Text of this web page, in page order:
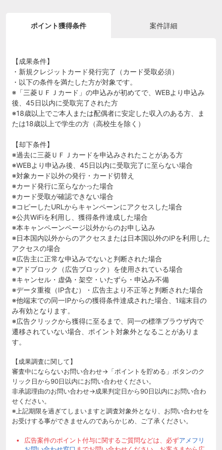
ポイント獲得条件 案件詳細
【成果条件】
・新規クレジットカード発行完了（カード受取必須）
・以下の条件を満たした方が対象です。
※「三菱ＵＦＪカード」の申込みが初めてで、WEBより申込み
後、45日以内に受取完了された方
※18歳以上でご本人または配偶者に安定した収入のある方、ま
たは18歳以上で学生の方（高校生を除く）
【却下条件】
※過去に三菱ＵＦＪカードを申込みされたことがある方
※WEBより申込み後、45日以内に受取完了に至らない場合
※対象カード以外の発行・カード切替え
※カード発行に至らなかった場合
※カード受取が確認できない場合
※コピーしたURLからキャンペーンにアクセスした場合
※公共WiFiを利用し、獲得条件達成した場合
※本キャンペーンページ以外からのお申し込み
※日本国内以外からのアクセスまたは日本国以外のIPを利用した
アクセスの場合
※広告主に正常な申込みでないと判断された場合
※アドブロック（広告ブロック）を使用されている場合
※キャンセル・虚偽・架空・いたずら・申込み不備
※データ重複（IP含む）・広告主より不正等と判断された場合
※他端末での同一IPからの獲得条件達成された場合、1端末目の
み有効となります。
※広告クリックから獲得に至るまで、同一の標準ブラウザ内で
遷移されていない場合、ポイント対象外となることがありま
す。
【成果調査に関して】
審査中にならないお問い合わせ→「ポイントを貯める」ボタンのク
リック日から90日以内にお問い合わせください。
非承認理由のお問い合わせ→成果判定日から90日以内にお問い合わ
せください。
※上記期限を過ぎてしまいますと調査対象外となり、お問い合わせを
お受けする事ができませんのであらかじめ、ご了承ください。
広告案件のポイント付与に関するご質問などは、必ずアメフリ